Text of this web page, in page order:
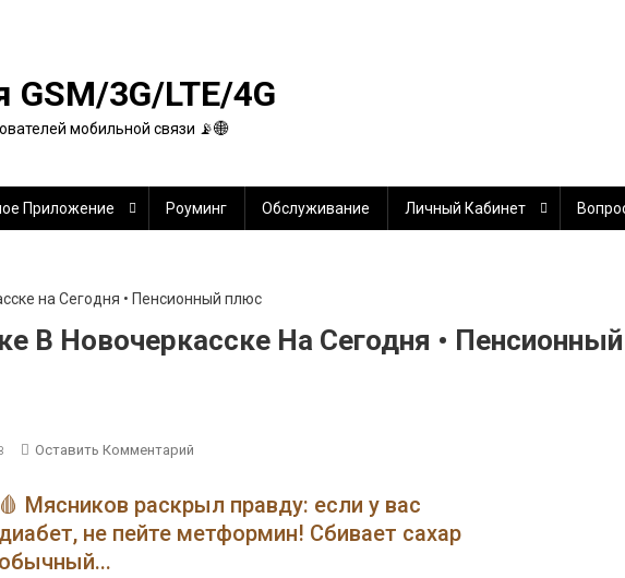
3G/LTE/4G
мобильной связи 📡🌐
Приложение Роуминг Обслуживание Личный Кабинет
В Новочеркасске На Сегодня • Пенсионный
Оставить Комментарий
В
Сбербанке
🩸 Мясников раскрыл правду: если у вас
диабет, не пейте метформин! Сбивает сахар
обычный...